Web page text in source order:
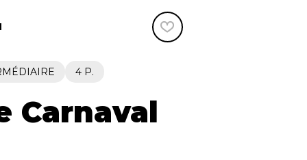
Quatuor de saxophones
Disques compacts et
DVDs
4 P.
Carnaval